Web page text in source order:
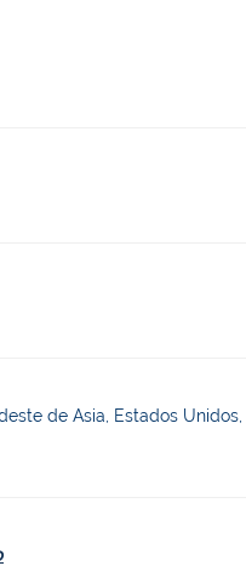
de Asia, Estados